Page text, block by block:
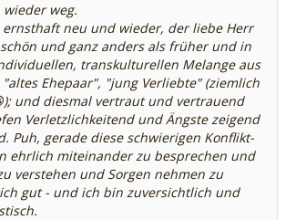
weg.
neu und wieder, der liebe Herr
und ganz anders als früher und in
transkulturellen Melange aus
Ehepaar", "jung Verliebte" (ziemlich
und diesmal vertraut und vertrauend
Verletzlichkeitend und Ängste zeigend
Puh, gerade diese schwierigen Konflikt-
ehrlich miteinander zu besprechen und
verstehen und Sorgen nehmen zu
gut - und ich bin zuversichtlich und